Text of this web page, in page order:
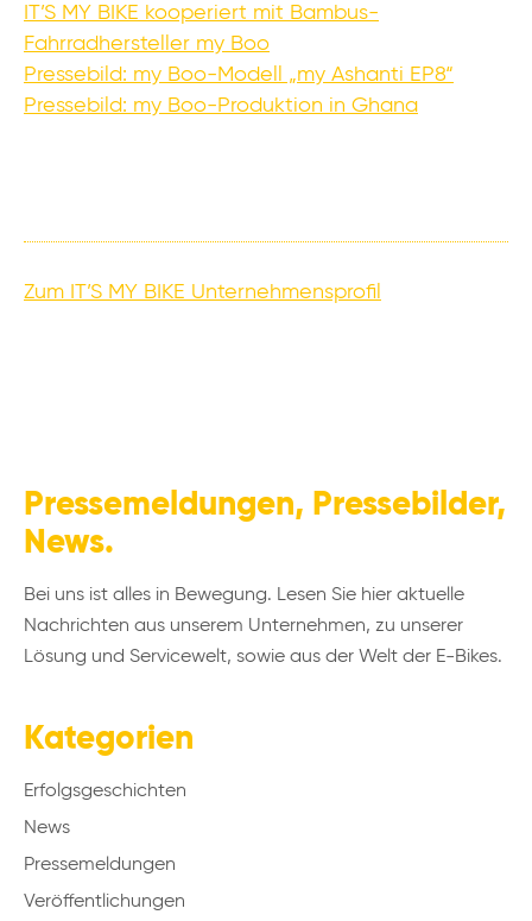
IT’S MY BIKE kooperiert mit Bambus-
Fahrradhersteller my Boo
Pressebild: my Boo-Modell „my Ashanti EP8“
Pressebild: my Boo-Produktion in Ghana
Zum IT’S MY BIKE Unternehmensprofil
Pressemeldungen, Pressebilder,
News.
Bei uns ist alles in Bewegung. Lesen Sie hier aktuelle
Nachrichten aus unserem Unternehmen, zu unserer
Lösung und Servicewelt, sowie aus der Welt der E-Bikes.
Kategorien
Erfolgsgeschichten
News
Pressemeldungen
Veröffentlichungen